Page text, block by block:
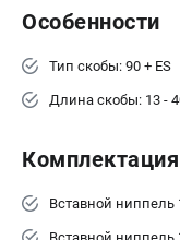
СЕТЕВОЙ
Угловые
Дрели
Пылесосы
Особенности
Тип скобы: 90 + ES
Длина скобы: 13 -
Комплектация
Вставной ниппель